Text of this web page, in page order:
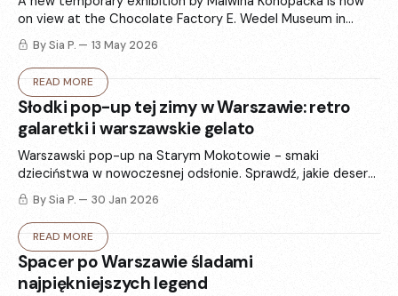
on view at the Chocolate Factory E. Wedel Museum in
Warsaw. „The Form of Taste” (Forma smaku) turns Wedel’s
iconic packaging and chocolate memories into ceramics -
totems, vases, and sculptural forms that balance art and
functional design.
By Sia P. 13 May 2026
READ MORE
Słodki pop-up tej zimy w Warszawie: retro
galaretki i warszawskie gelato
Warszawski pop-up na Starym Mokotowie - smaki
dzieciństwa w nowoczesnej odsłonie. Sprawdź, jakie desery
są w menu w ten weekend i jak ta historia splata się z
hasłem „stay delulu”.
By Sia P. 30 Jan 2026
READ MORE
Spacer po Warszawie śladami
najpiękniejszych legend